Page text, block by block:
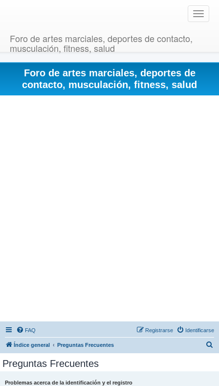
T
o
e
v
Foro de artes marciales, deportes de contacto,
musculación, fitness, salud
Foro de artes marciales, deportes de
contacto, musculación, fitness, salud
FAQ Identificarse
Registrarse
Índice general Preguntas Frecuentes
Preguntas Frecuentes
Problemas acerca de la identificación y el registro